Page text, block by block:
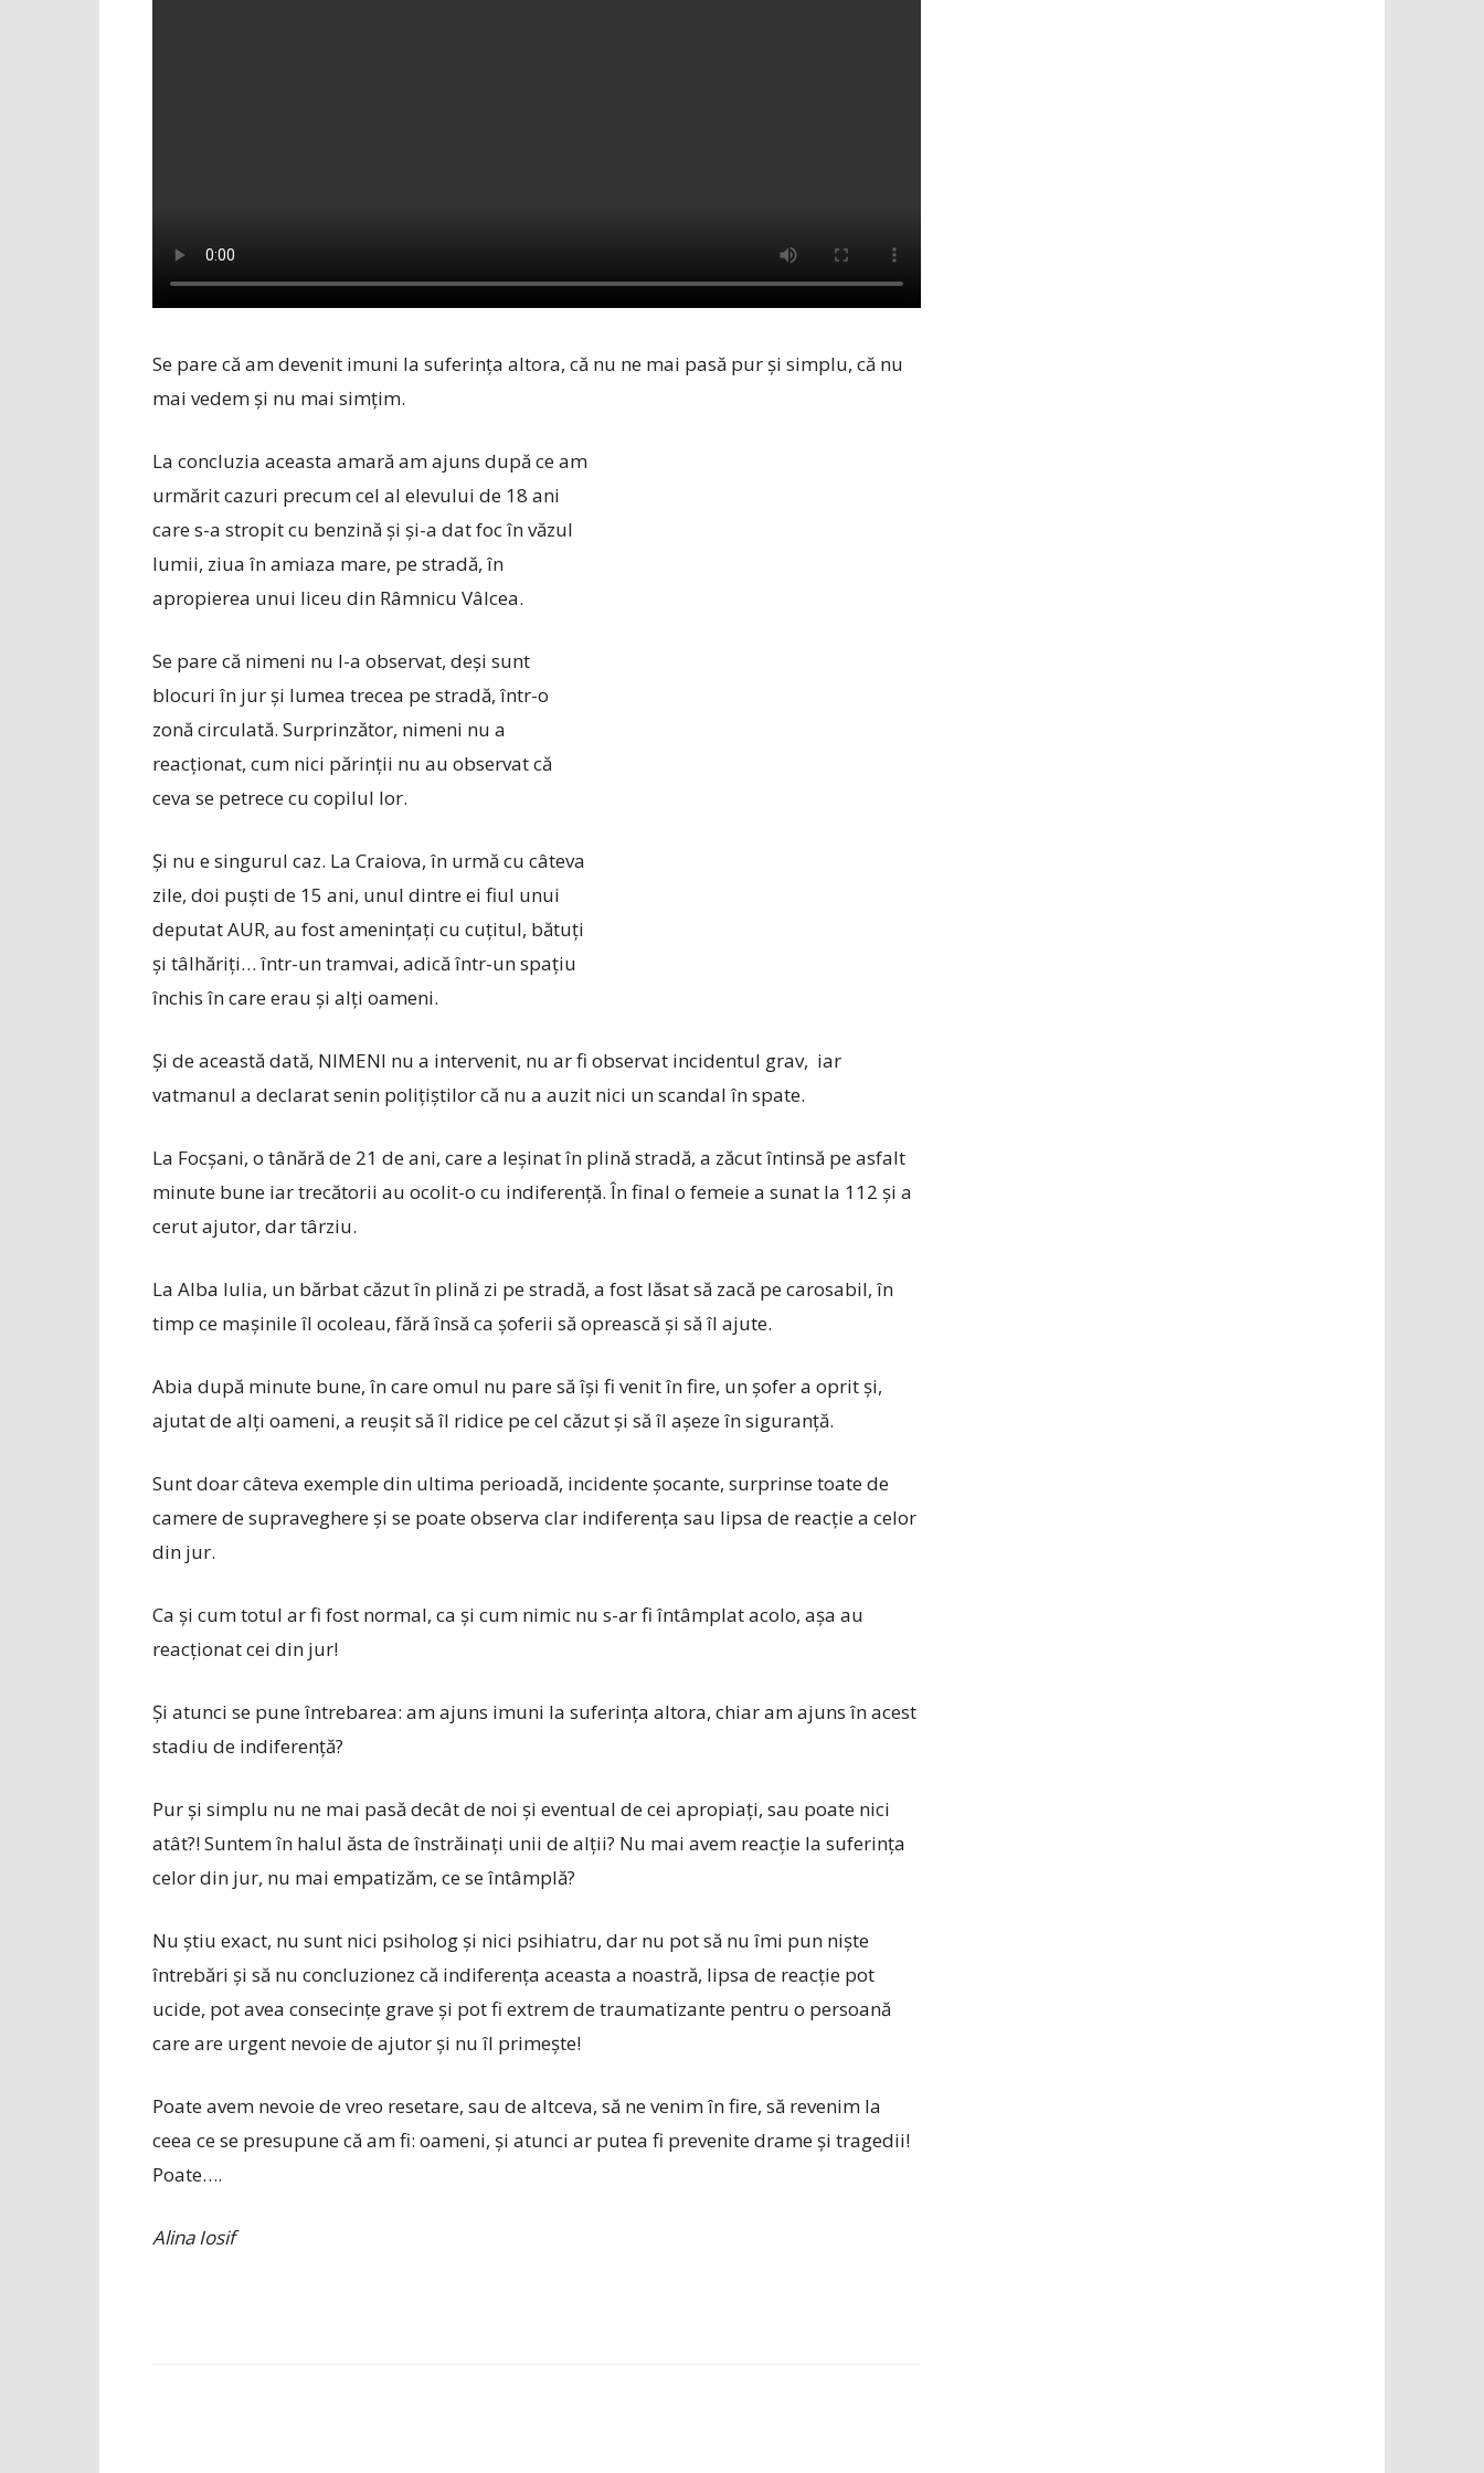
Se pare că am devenit imuni la suferința altora, că nu ne mai pasă pur și simplu, că nu
mai vedem și nu mai simțim.
La concluzia aceasta amară am ajuns după ce am
urmărit cazuri precum cel al elevului de 18 ani
care s-a stropit cu benzină și și-a dat foc în văzul
lumii, ziua în amiaza mare, pe stradă, în
apropierea unui liceu din Râmnicu Vâlcea.
Se pare că nimeni nu l-a observat, deși sunt
blocuri în jur și lumea trecea pe stradă, într-o
zonă circulată. Surprinzător, nimeni nu a
reacționat, cum nici părinții nu au observat că
ceva se petrece cu copilul lor.
Și nu e singurul caz. La Craiova, în urmă cu câteva
zile, doi puști de 15 ani, unul dintre ei fiul unui
deputat AUR, au fost amenințați cu cuțitul, bătuți
și tâlhăriți… într-un tramvai, adică într-un spațiu
închis în care erau și alți oameni.
Și de această dată, NIMENI nu a intervenit, nu ar fi observat incidentul grav, iar
vatmanul a declarat senin polițiștilor că nu a auzit nici un scandal în spate.
La Focșani, o tânără de 21 de ani, care a leșinat în plină stradă, a zăcut întinsă pe asfalt
minute bune iar trecătorii au ocolit-o cu indiferență. În final o femeie a sunat la 112 și a
cerut ajutor, dar târziu.
La Alba Iulia, un bărbat căzut în plină zi pe stradă, a fost lăsat să zacă pe carosabil, în
timp ce mașinile îl ocoleau, fără însă ca șoferii să oprească și să îl ajute.
Abia după minute bune, în care omul nu pare să își fi venit în fire, un șofer a oprit și,
ajutat de alți oameni, a reușit să îl ridice pe cel căzut și să îl așeze în siguranță.
Sunt doar câteva exemple din ultima perioadă, incidente șocante, surprinse toate de
camere de supraveghere și se poate observa clar indiferența sau lipsa de reacție a celor
din jur.
Ca și cum totul ar fi fost normal, ca și cum nimic nu s-ar fi întâmplat acolo, așa au
reacționat cei din jur!
Și atunci se pune întrebarea: am ajuns imuni la suferința altora, chiar am ajuns în acest
stadiu de indiferență?
Pur și simplu nu ne mai pasă decât de noi și eventual de cei apropiați, sau poate nici
atât?! Suntem în halul ăsta de înstrăinați unii de alții? Nu mai avem reacție la suferința
celor din jur, nu mai empatizăm, ce se întâmplă?
Nu știu exact, nu sunt nici psiholog și nici psihiatru, dar nu pot să nu îmi pun niște
întrebări și să nu concluzionez că indiferența aceasta a noastră, lipsa de reacție pot
ucide, pot avea consecințe grave și pot fi extrem de traumatizante pentru o persoană
care are urgent nevoie de ajutor și nu îl primește!
Poate avem nevoie de vreo resetare, sau de altceva, să ne venim în fire, să revenim la
ceea ce se presupune că am fi: oameni, și atunci ar putea fi prevenite drame și tragedii!
Poate….
Alina Iosif